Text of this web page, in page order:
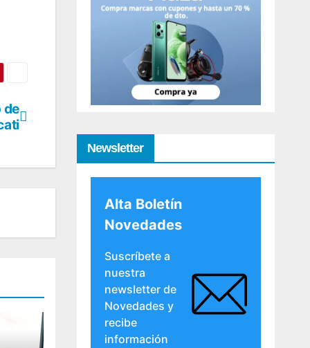
de
Newsletter
Alta Boletín
Novedades
Suscríbete a
nuestra
newsletter de
Novedades y
recibe
información